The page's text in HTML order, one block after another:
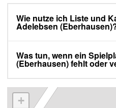
Wie nutze ich Liste und
Adelebsen
Was tun, wenn ein
(Eberhausen) fehlt oder
+